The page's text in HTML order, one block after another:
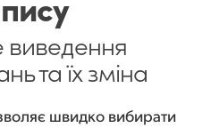
виведення
та їх зміна
швидко вибирати